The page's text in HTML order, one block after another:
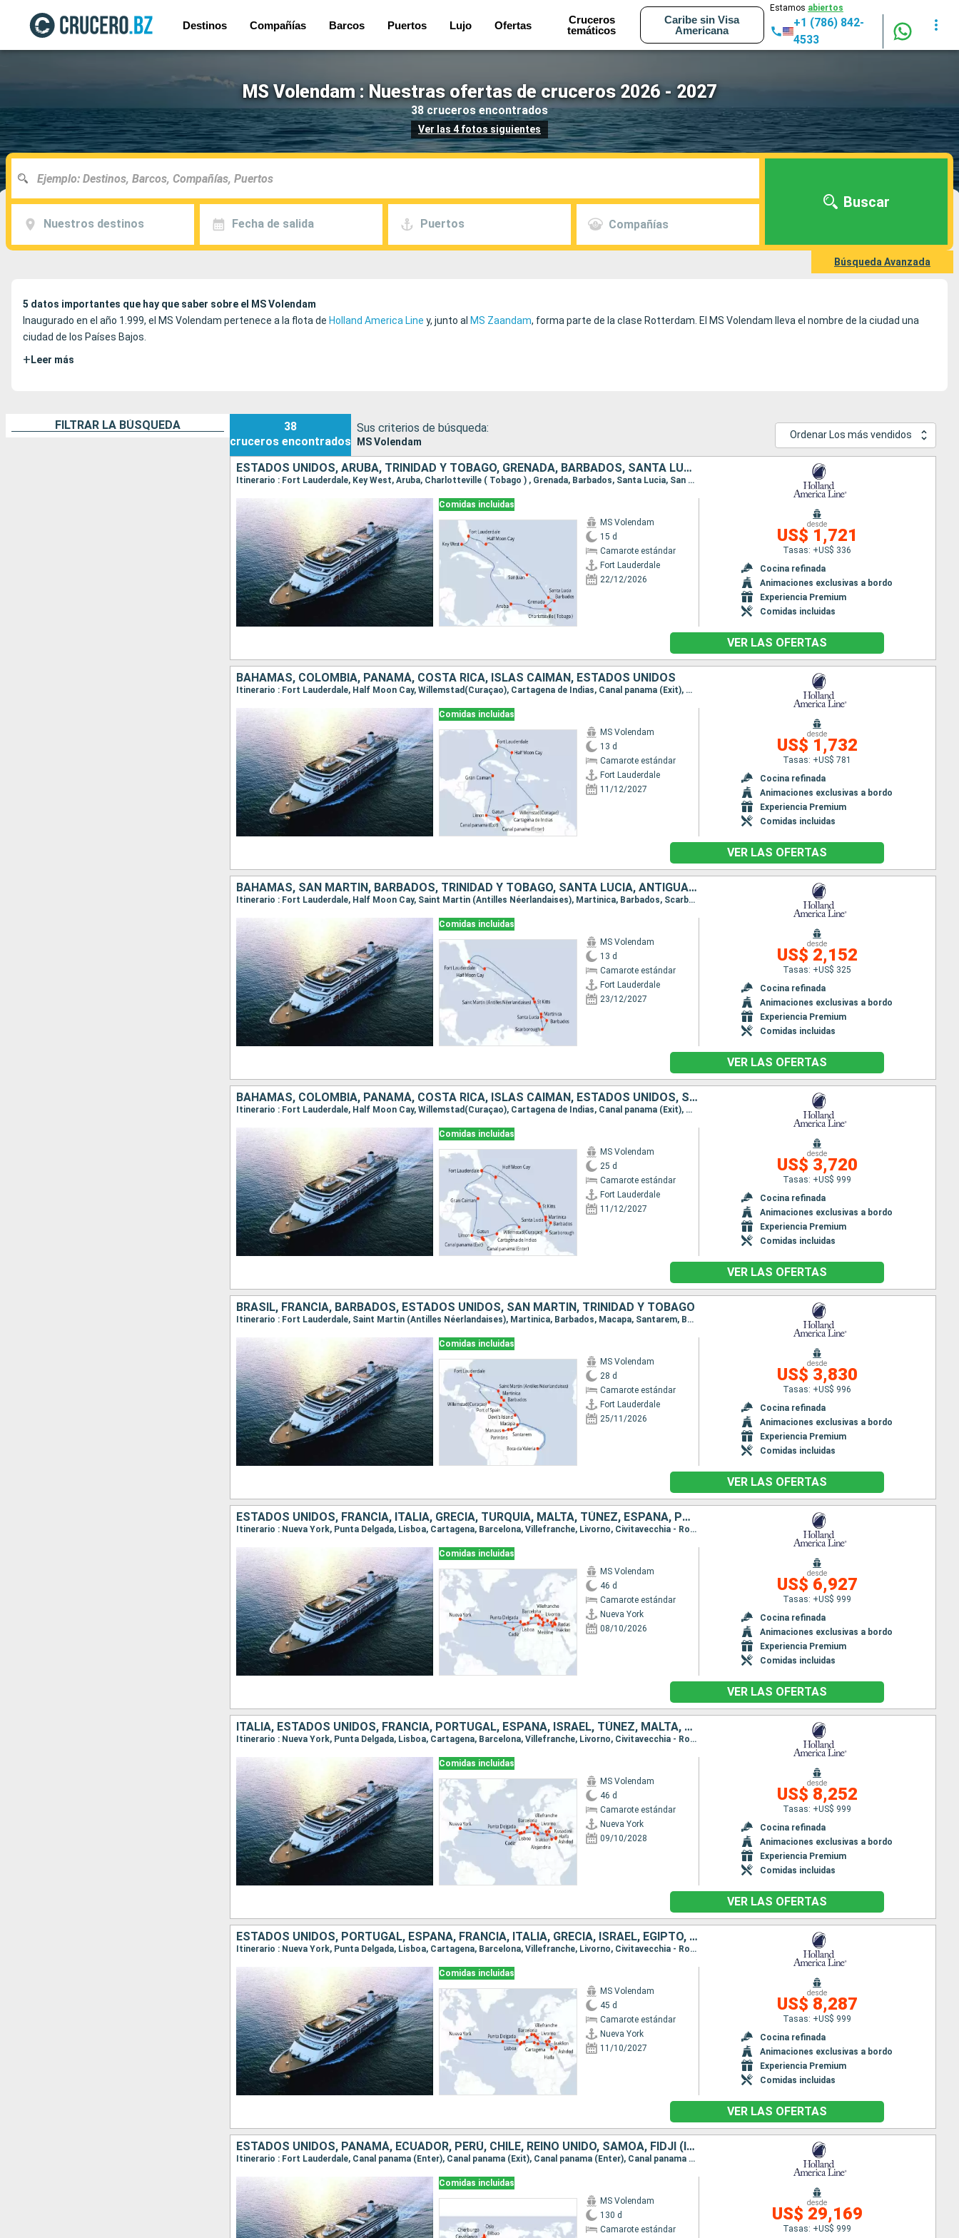
Destinos Compañías Barcos Puertos Lujo Ofertas
Cruceros
temáticos
Caribe sin Visa
Americana
Estamos abiertos
+1 (786) 842-
4533
MS Volendam : Nuestras ofertas de cruceros 2026 - 2027
38 cruceros encontrados
Ver las 4 fotos siguientes
Nuestros destinos Fecha de salida Puertos Compañías
Buscar
Búsqueda Avanzada
5 datos importantes que hay que saber sobre el MS Volendam
Inaugurado en el año 1.999, el MS Volendam pertenece a la flota de Holland America Line y, junto al MS Zaandam, forma parte de la clase Rotterdam. El MS Volendam lleva el nombre de la ciudad una
ciudad de los Países Bajos.
+ Leer más
FILTRAR LA BÚSQUEDA
38
cruceros encontrados
Sus criterios de búsqueda:
MS Volendam
Ordenar Los más vendidos
ESTADOS UNIDOS, ARUBA, TRINIDAD Y TOBAGO, GRENADA, BARBADOS, SANTA LUCIA, PUERTO RICO, BAHAMAS
Itinerario : Fort Lauderdale, Key West, Aruba, Charlotteville ( Tobago ) , Grenada, Barbados, Santa Lucia, San Juan, Half Moon Cay, Fort Lauderdale
Comidas incluidas
MS Volendam
15 d
Camarote estándar
Fort Lauderdale
22/12/2026
desde
US$ 1,721
Tasas: +US$ 336
Cocina refinada
Animaciones exclusivas a bordo
Experiencia Premium
Comidas incluidas
VER LAS OFERTAS
BAHAMAS, COLOMBIA, PANAMÁ, COSTA RICA, ISLAS CAIMÁN, ESTADOS UNIDOS
Itinerario : Fort Lauderdale, Half Moon Cay, Willemstad(Curaçao), Cartagena de Indias, Canal panama (Exit), Gatun, Canal panama (Enter), Colón - Panama, Canal panama (Exit), Gatun, Canal panama (Enter), Colón - Panama, Limon, Gran Caiman, Fort Lauderdale
Comidas incluidas
MS Volendam
13 d
Camarote estándar
Fort Lauderdale
11/12/2027
desde
US$ 1,732
Tasas: +US$ 781
Cocina refinada
Animaciones exclusivas a bordo
Experiencia Premium
Comidas incluidas
VER LAS OFERTAS
BAHAMAS, SAN MARTÍN, BARBADOS, TRINIDAD Y TOBAGO, SANTA LUCIA, ANTIGUA Y BARBUDA, ESTADOS UNIDOS
Itinerario : Fort Lauderdale, Half Moon Cay, Saint Martin (Antilles Néerlandaises), Martinica, Barbados, Scarborough, Santa Lucia, St Kitts, Fort Lauderdale
Comidas incluidas
MS Volendam
13 d
Camarote estándar
Fort Lauderdale
23/12/2027
desde
US$ 2,152
Tasas: +US$ 325
Cocina refinada
Animaciones exclusivas a bordo
Experiencia Premium
Comidas incluidas
VER LAS OFERTAS
BAHAMAS, COLOMBIA, PANAMÁ, COSTA RICA, ISLAS CAIMÁN, ESTADOS UNIDOS, SAN MARTÍN, BARBADOS, TRINIDAD Y TOBAGO, SANTA LUCIA, ANTIGUA Y BARBUDA
Itinerario : Fort Lauderdale, Half Moon Cay, Willemstad(Curaçao), Cartagena de Indias, Canal panama (Exit), Gatun, Canal panama (Enter), Colón - Panama, Canal panama (Exit), Gatun, Canal panama (Enter), Colón - Panama, Limon, Gran Caiman, Fort Lauderdale, Half Moon Cay, Saint Martin (Antilles Néerlandaises), Martinica, Barbados, Scarborough, Santa Lucia, St Kitts, Fort Lauderdale
Comidas incluidas
MS Volendam
25 d
Camarote estándar
Fort Lauderdale
11/12/2027
desde
US$ 3,720
Tasas: +US$ 999
Cocina refinada
Animaciones exclusivas a bordo
Experiencia Premium
Comidas incluidas
VER LAS OFERTAS
BRASIL, FRANCIA, BARBADOS, ESTADOS UNIDOS, SAN MARTÍN, TRINIDAD Y TOBAGO
Itinerario : Fort Lauderdale, Saint Martin (Antilles Néerlandaises), Martinica, Barbados, Macapa, Santarem, Boca da Valeria, Manaus, Parintins, , Devil's Island, Port of Spain, Willemstad(Curaçao), Fort Lauderdale
Comidas incluidas
MS Volendam
28 d
Camarote estándar
Fort Lauderdale
25/11/2026
desde
US$ 3,830
Tasas: +US$ 996
Cocina refinada
Animaciones exclusivas a bordo
Experiencia Premium
Comidas incluidas
VER LAS OFERTAS
ESTADOS UNIDOS, FRANCIA, ITALIA, GRECIA, TURQUÍA, MALTA, TÚNEZ, ESPAÑA, PORTUGAL
Itinerario : Nueva York, Punta Delgada, Lisboa, Cartagena, Barcelona, Villefranche, Livorno, Civitavecchia - Roma, Nápoles, Messine, Corfú, Iraklion, Rodas, Bodrum, Kusadasi, Estambul, El Pireo Atenas, La Valetta, La Goulette, Malaga, Cadiz, Madeira, Nueva York
Comidas incluidas
MS Volendam
46 d
Camarote estándar
Nueva York
08/10/2026
desde
US$ 6,927
Tasas: +US$ 999
Cocina refinada
Animaciones exclusivas a bordo
Experiencia Premium
Comidas incluidas
VER LAS OFERTAS
ITALIA, ESTADOS UNIDOS, FRANCIA, PORTUGAL, ESPAÑA, ISRAEL, TÚNEZ, MALTA, GRECIA, TURQUÍA, EGIPTO
Itinerario : Nueva York, Punta Delgada, Lisboa, Cartagena, Barcelona, Villefranche, Livorno, Civitavecchia - Roma, Nápoles, Iraklion, Ashdod, Haifa, Alejandria, Kusadasi, Estambul, El Pireo Atenas, La Valetta, La Goulette, Malaga, Cadiz, Madeira, Nueva York
Comidas incluidas
MS Volendam
46 d
Camarote estándar
Nueva York
09/10/2028
desde
US$ 8,252
Tasas: +US$ 999
Cocina refinada
Animaciones exclusivas a bordo
Experiencia Premium
Comidas incluidas
VER LAS OFERTAS
ESTADOS UNIDOS, PORTUGAL, ESPAÑA, FRANCIA, ITALIA, GRECIA, ISRAEL, EGIPTO, TURQUÍA, MALTA, TÚNEZ, MARRUECOS
Itinerario : Nueva York, Punta Delgada, Lisboa, Cartagena, Barcelona, Villefranche, Livorno, Civitavecchia - Roma, Nápoles, Iraklion, Ashdod, Haifa, Alejandria, Kusadasi, Estambul, El Pireo Atenas, La Valetta, La Goulette, Malaga, Tánger, Nueva York
Comidas incluidas
MS Volendam
45 d
Camarote estándar
Nueva York
11/10/2027
desde
US$ 8,287
Tasas: +US$ 999
Cocina refinada
Animaciones exclusivas a bordo
Experiencia Premium
Comidas incluidas
VER LAS OFERTAS
ESTADOS UNIDOS, PANAMÁ, ECUADOR, PERÚ, CHILE, REINO UNIDO, SAMOA, FIDJI (ISLAS), NUEVA CALEDONIA, AUSTRALIA, INDONESIA, SINGAPUR, MALASIA, TAILANDIA, SRI LANKA, MALDIVAS, MAURICE, SUDAFRICA, NAMIBIA,
Itinerario : Fort Lauderdale, Canal panama (Enter), Canal panama (Exit), Canal panama (Enter), Canal panama (Exit), Manta, Callao, Isla de Pascua, Pitcairn, Papeete, Bahia D opuncha, Papeete, Bahia D opuncha, Bora Bora, Apia, Savusavu, Suva, Lifou, Nouméa, Sidney, Airlie Beach, Townsville, Darwin, Benoa, Surabaya, Semarang, Singapur, Port Kelang, Penang, Phuket, Hambantota, Colombo, Male, Ile Maurice, La possession, Puerto Elizabeth, Ciudad del Cabo, Luderitz, Walvis Bay, Ste Helena, Banjul, Dakar, Praia, Mindelo, Santa Cruz de Tenerife, Las Palmas, Arrecife, Casablanca, Lisboa, Oporto, Bilbao, Burdeos, Cherburgo, Rotterdam, Oslo, Copenhague, Arhus, Dover, San Juan, Fort Lauderdale
Comidas incluidas
MS Volendam
130 d
Camarote estándar
desde
US$ 29,169
Tasas: +US$ 999